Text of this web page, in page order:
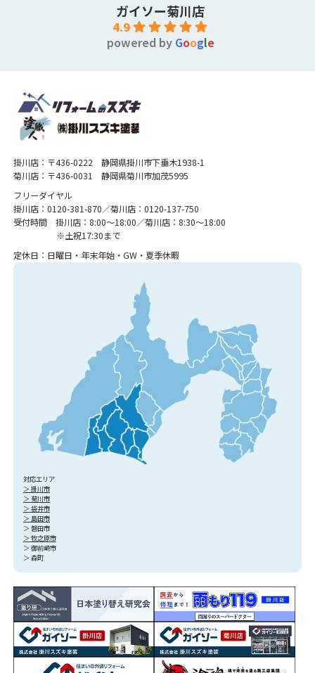
ガイソー菊川店
4.9
powered by Google
掛川店：〒436-0222 静岡県掛川市下垂木1938-1
菊川店：〒436-0031 静岡県菊川市加茂5995
フリーダイヤル
掛川店：0120-381-870／菊川店：0120-137-750
受付時間 掛川店：8:00〜18:00／菊川店：8:30〜18:00
※土祝17:30まで
定休日：日曜日・年末年始・GW・夏季休暇
対応エリア
＞ 掛川市
＞ 菊川市
＞ 袋井市
＞ 島田市
＞ 磐田市
＞ 牧之原市
＞ 御前崎市
＞ 森町